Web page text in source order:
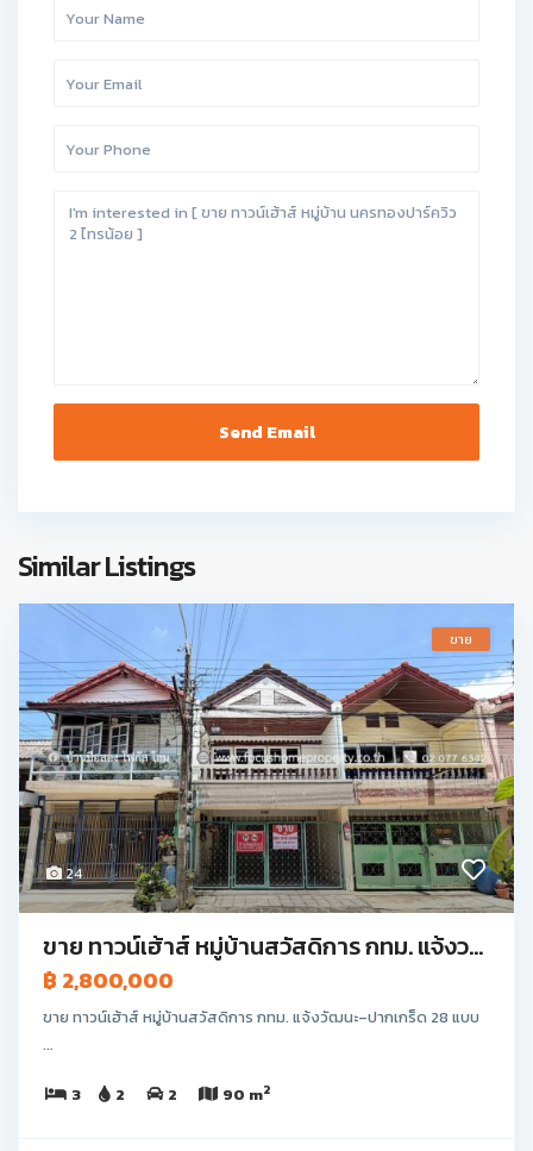
Similar Listings
24
ขาย
ขาย ทาวน์เฮ้าส์ หมู่บ้านสวัสดิการ กทม. แจ้งว...
฿ 2,800,000
ขาย ทาวน์เฮ้าส์ หมู่บ้านสวัสดิการ กทม. แจ้งวัฒนะ–ปากเกร็ด 28 แบบ
...
3 2 2 90 m2